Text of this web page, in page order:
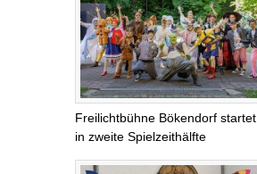
Freilichtbühne Bökendorf startet
in zweite Spielzeithälfte